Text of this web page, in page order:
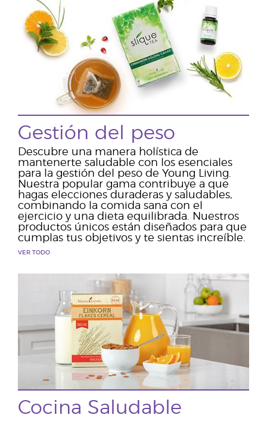
Gestión del peso
Descubre una manera holística de
mantenerte saludable con los esenciales
para la gestión del peso de Young Living.
Nuestra popular gama contribuye a que
hagas elecciones duraderas y saludables,
combinando la comida sana con el
ejercicio y una dieta equilibrada. Nuestros
productos únicos están diseñados para que
cumplas tus objetivos y te sientas increíble.
VER TODO
Cocina Saludable